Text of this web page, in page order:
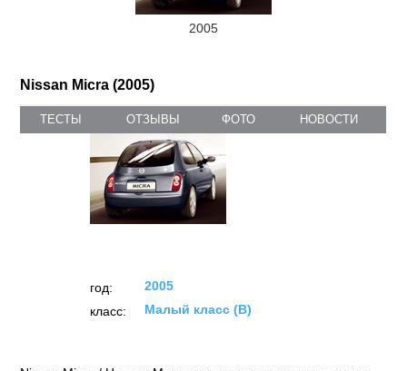
2005
Nissan Micra (2005)
ТЕСТЫ ОТЗЫВЫ ФОТО НОВОСТИ
год:
2005
класс:
Малый класс (B)